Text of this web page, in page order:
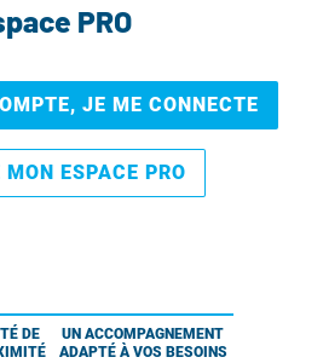
PRO
JE ME CONNECTE
MON ESPACE PRO
DE
UN ACCOMPAGNEMENT
ADAPTÉ À VOS BESOINS